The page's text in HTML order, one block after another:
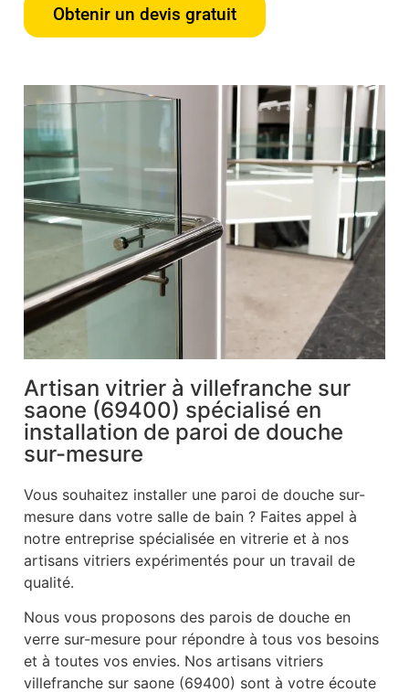
Obtenir un devis gratuit
Artisan vitrier à villefranche sur
saone (69400) spécialisé en
installation de paroi de douche
sur-mesure
Vous souhaitez installer une paroi de douche sur-
mesure dans votre salle de bain ? Faites appel à
notre entreprise spécialisée en vitrerie et à nos
artisans vitriers expérimentés pour un travail de
qualité.
Nous vous proposons des parois de douche en
verre sur-mesure pour répondre à tous vos besoins
et à toutes vos envies. Nos artisans vitriers
villefranche sur saone (69400) sont à votre écoute